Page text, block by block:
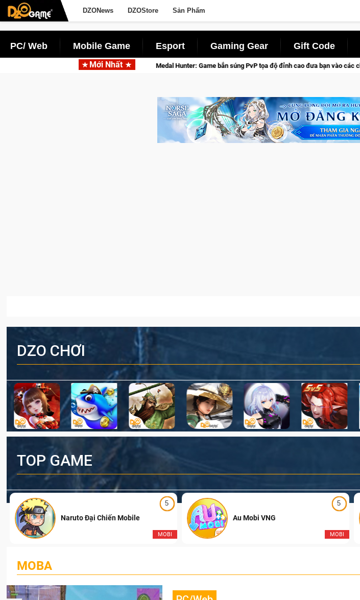
DZONews DZOStore Sản Phẩm
PC/ Web Mobile Game Esport Gaming Gear Gift Code
Mới Nhất
Medal Hunter: Game bắn súng PvP tọa độ đỉnh cao đưa bạn vào các chiến dịch lịch sử khốc liệt
DZO CHƠI
TOP GAME
5
MOBI
Naruto Đại Chiến Mobile
5
MOBI
Au Mobi VNG
MOBA